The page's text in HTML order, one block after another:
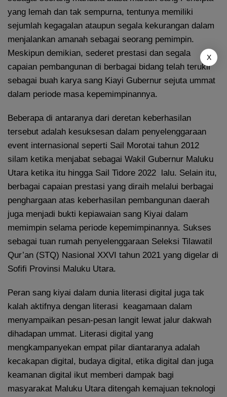
yang lemah dan tak sempurna, tentunya memiliki
sejumlah kegagalan ataupun segala kekurangan dalam
menjalankan amanah sebagai seorang pemimpin.
Meskipun demikian, sederet prestasi dan segala
capaian pembangunan di berbagai bidang telah terukir
sebagai buah karya sang Kiayi Gubernur sejuta ummat
dalam periode masa kepemimpinannya.
Beberapa di antaranya dari deretan keberhasilan
tersebut adalah kesuksesan dalam penyelenggaraan
event internasional seperti Sail Morotai tahun 2012
silam ketika menjabat sebagai Wakil Gubernur Maluku
Utara ketika itu hingga Sail Tidore 2022 lalu. Selain itu,
berbagai capaian prestasi yang diraih melalui berbagai
penghargaan atas keberhasilan pembangunan daerah
juga menjadi bukti kepiawaian sang Kiyai dalam
memimpin selama periode kepemimpinannya. Sukses
sebagai tuan rumah penyelenggaraan Seleksi Tilawatil
Qur’an (STQ) Nasional XXVI tahun 2021 yang digelar di
Sofifi Provinsi Maluku Utara.
Peran sang kiyai dalam dunia literasi digital juga tak
kalah aktifnya dengan literasi keagamaan dalam
menyampaikan pesan-pesan langit lewat jalur dakwah
dihadapan ummat. Literasi digital yang
mengkampanyekan empat pilar diantaranya adalah
kecakapan digital, budaya digital, etika digital dan juga
keamanan digital ikut memberi dampak bagi
masyarakat Maluku Utara ditengah kemajuan teknologi
X